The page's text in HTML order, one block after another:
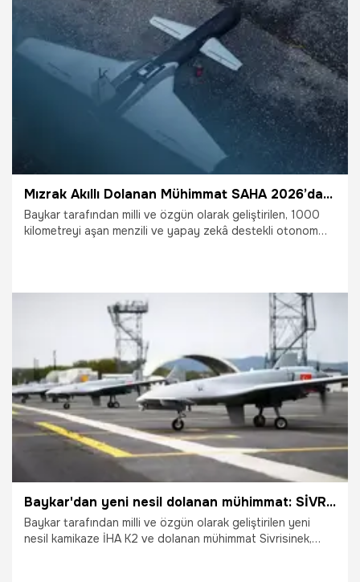
5.05.2026 Gündem
Mızrak Akıllı Dolanan Mühimmat SAHA 2026’da ilk kez vitrine çıkıyor
Baykar tarafından milli ve özgün olarak geliştirilen, 1000
kilometreyi aşan menzili ve yapay zekâ destekli otonom
30.04.2026 Gündem
Baykar'dan yeni nesil dolanan mühimmat: SİVRİSİNEK!
Baykar tarafından milli ve özgün olarak geliştirilen yeni
nesil kamikaze İHA K2 ve dolanan mühimmat Sivrisinek,